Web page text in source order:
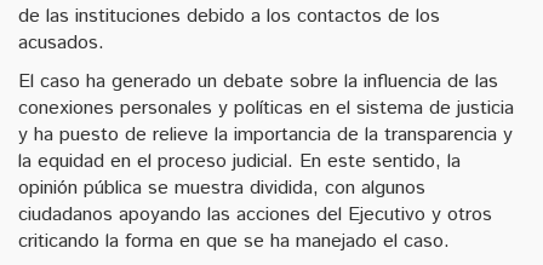
de las instituciones debido a los contactos de los
acusados.
El caso ha generado un debate sobre la influencia de las
conexiones personales y políticas en el sistema de justicia
y ha puesto de relieve la importancia de la transparencia y
la equidad en el proceso judicial. En este sentido, la
opinión pública se muestra dividida, con algunos
ciudadanos apoyando las acciones del Ejecutivo y otros
criticando la forma en que se ha manejado el caso.